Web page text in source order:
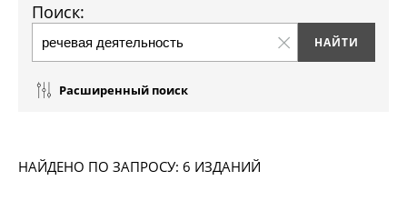
Поиск:
Расширенный поиск
НАЙДЕНО ПО ЗАПРОСУ: 6 ИЗДАНИЙ